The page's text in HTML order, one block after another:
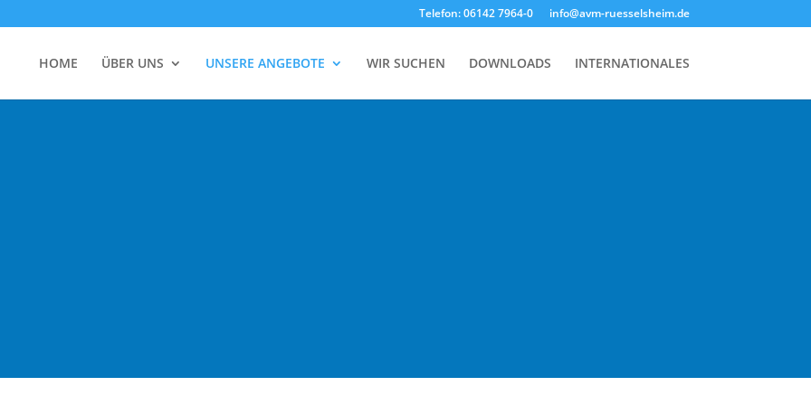
Telefon: 06142 7964-0 info@avm-ruesselsheim.de
HOME ÜBER UNS UNSERE ANGEBOTE WIR SUCHEN DOWNLOADS INTERNATIONALES